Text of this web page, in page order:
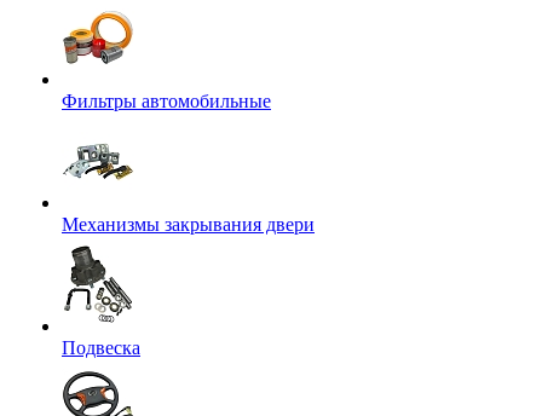
Фильтры автомобильные
Механизмы закрывания двери
Подвеска